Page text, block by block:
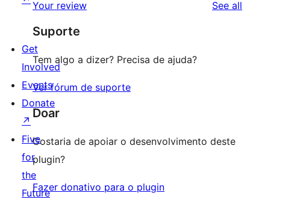
Your review See all
Suporte
Tem algo a dizer? Precisa de ajuda?
Ver fórum de suporte
Doar
Gostaria de apoiar o desenvolvimento deste
plugin?
Fazer donativo para o plugin
Get
Involved
Events
Donate
↗
Five
for
the
Future